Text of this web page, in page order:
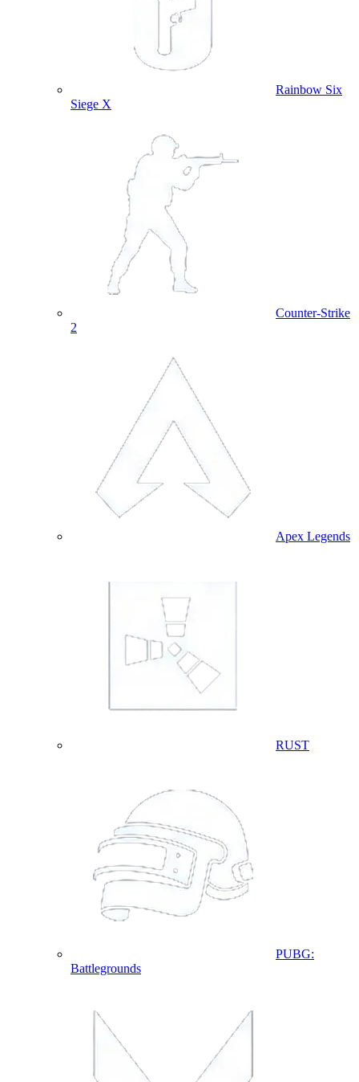
Rainbow Six
Siege X
Counter-Strike
2
Apex Legends
RUST
PUBG:
Battlegrounds